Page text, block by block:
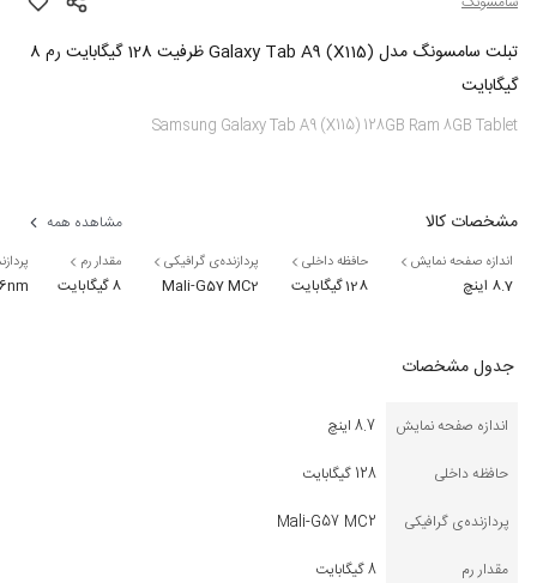
تبلت سامسونگ مدل (X115) Galaxy Tab A9 ظرفیت 128 گیگابایت رم 8
گیگابایت
Samsung Galaxy Tab A9 (X115) 128GB Ram 8GB Tablet
مشخصات کالا مشاهده همه
اندازه صفحه نمایش
8.7 اینچ
حافظه داخلی
128 گیگابایت
پردازنده‌ی گرافیکی
Mali-G57 MC2
مقدار رم
8 گیگابایت
جدول مشخصات
اندازه صفحه نمایش
8.7 اینچ
حافظه داخلی
128 گیگابایت
پردازنده‌ی گرافیکی
Mali-G57 MC2
مقدار رم
8 گیگابایت